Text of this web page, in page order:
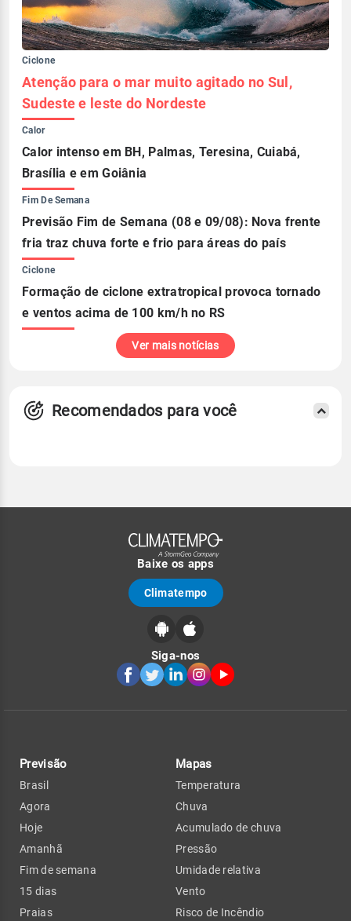
Ciclone
Atenção para o mar muito agitado no Sul,
Sudeste e leste do Nordeste
Calor
Calor intenso em BH, Palmas, Teresina, Cuiabá,
Brasília e em Goiânia
Fim De Semana
Previsão Fim de Semana (08 e 09/08): Nova frente
fria traz chuva forte e frio para áreas do país
Ciclone
Formação de ciclone extratropical provoca tornado
e ventos acima de 100 km/h no RS
Ver mais notícias
Recomendados para você
Baixe os apps
Climatempo
Siga-nos
Previsão
Brasil
Agora
Hoje
Amanhã
Fim de semana
15 dias
Praias
Mapas
Temperatura
Chuva
Acumulado de chuva
Pressão
Umidade relativa
Vento
Risco de Incêndio